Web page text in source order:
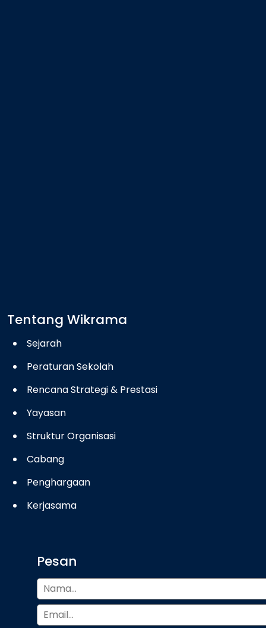
Tentang Wikrama
Sejarah
Peraturan Sekolah
Rencana Strategi & Prestasi
Yayasan
Struktur Organisasi
Cabang
Penghargaan
Kerjasama
Pesan